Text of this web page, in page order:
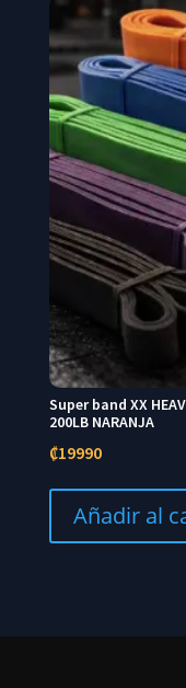
Super band XX
200LB NARANJA
₡19990
Añadir al